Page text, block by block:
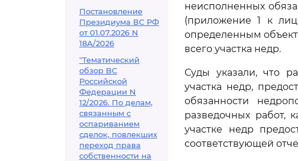
Постановление
Президиума ВС РФ
от 01.07.2026 N
18А/2026
"Тематический
обзор ВС
Российской
Федерации N
12/2026. По делам,
связанным с
оспариванием
сделок, повлекших
переход права
собственности на
неисполненных
(приложение 1 к
определенным
всего участка недр.
Суды указали, что
участка недр,
обязанности
разведочных работ,
участке недр
соответствующей